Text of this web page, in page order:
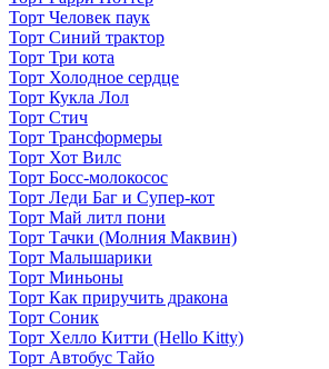
Торт Человек паук
Торт Синий трактор
Торт Три кота
Торт Холодное сердце
Торт Кукла Лол
Торт Стич
Торт Трансформеры
Торт Хот Вилс
Торт Босс-молокосос
Торт Леди Баг и Супер-кот
Торт Май литл пони
Торт Тачки (Молния Маквин)
Торт Малышарики
Торт Миньоны
Торт Как приручить дракона
Торт Соник
Торт Хелло Китти (Hello Kitty)
Торт Автобус Тайо